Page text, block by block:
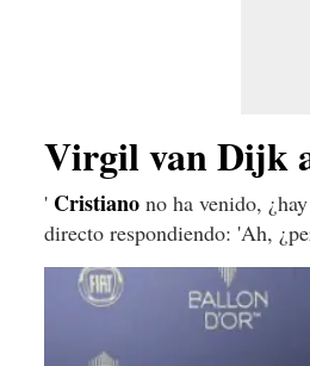
Virgil van Dijk
' Cristiano no ha venido,
directo respondiendo: 'Ah,